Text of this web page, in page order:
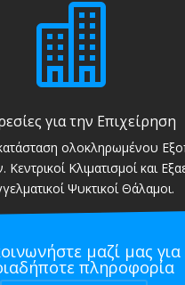

για την Επιχείρηση
ολοκληρωμένου
Κλιματισμοί και
Ψυκτικοί Θάλαμοι.
μαζί μας για
πληροφορία